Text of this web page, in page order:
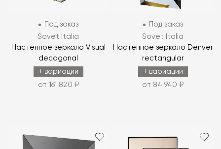
Под заказ
Sovet Italia
Настенное зеркало Visual
decagonal
+ вариации
от 161 820 ₽
Под заказ
Sovet Italia
Настенное зеркало Denver
rectangular
+ вариации
от 84 940 ₽